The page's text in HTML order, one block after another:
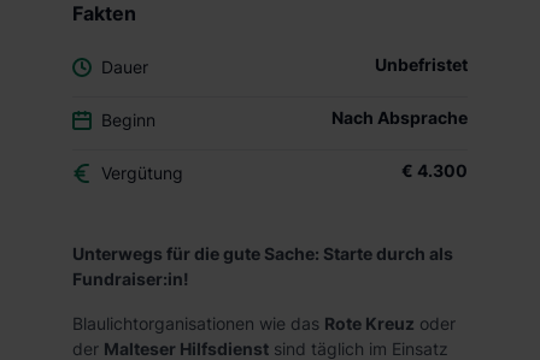
Fakten
Dauer Unbefristet
Beginn Nach Absprache
Vergütung € 4.300
Unterwegs für die gute Sache: Starte durch als
Fundraiser:in!
Blaulichtorganisationen wie das Rote Kreuz oder
der Malteser Hilfsdienst sind täglich im Einsatz